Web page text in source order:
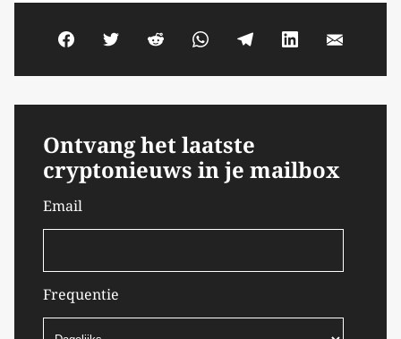
Ontvang het laatste
cryptonieuws in je mailbox
Email
Frequentie